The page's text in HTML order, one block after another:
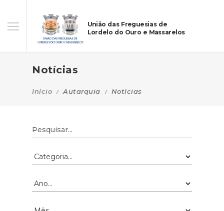
União das Freguesias de
Lordelo do Ouro e Massarelos
Notícias
Início Autarquia Notícias